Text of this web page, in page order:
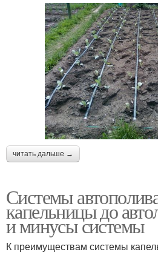
читать дальше →
Системы
капельницы до
и минусы системы
К преимуществам системы